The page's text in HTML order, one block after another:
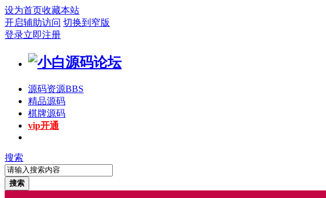
设为首页收藏本站
开启辅助访问 切换到窄版
登录立即注册
源码资源BBS
精品源码
棋牌源码
vip开通
搜索
搜索